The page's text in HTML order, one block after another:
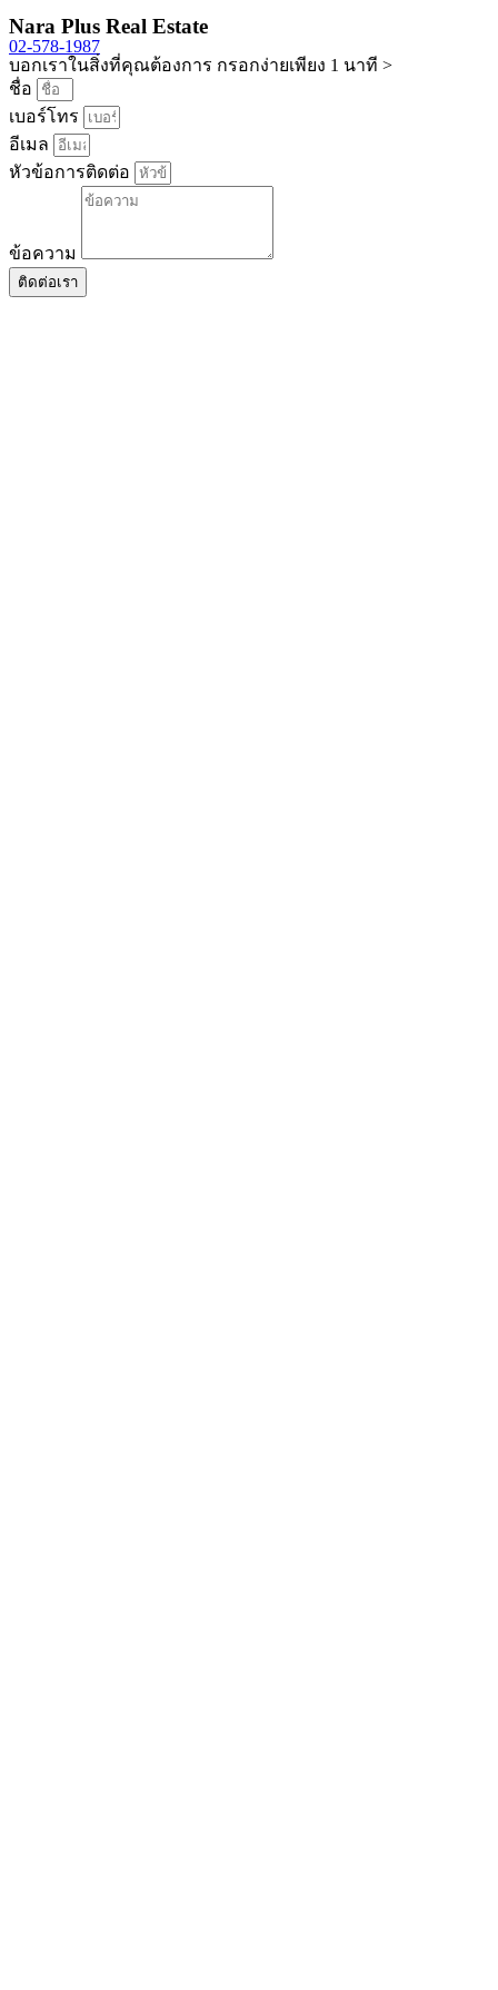
Nara Plus Real Estate
02-578-1987
บอกเราในสิ่งที่คุณต้องการ กรอกง่ายเพียง 1 นาที >
ชื่อ
เบอร์โทร
อีเมล
หัวข้อการติดต่อ
ข้อความ
ติดต่อเรา